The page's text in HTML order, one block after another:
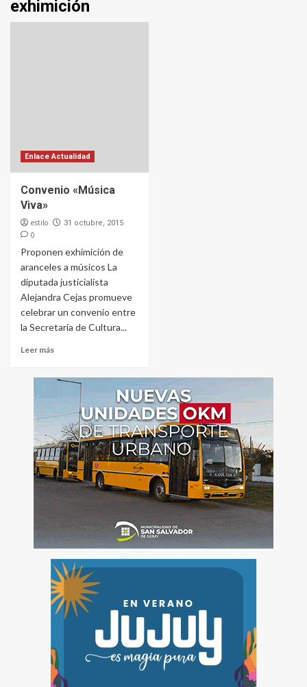
exhimición
Enlace Actualidad
Convenio «Música
Viva»
estilo 31 octubre, 2015
0
Proponen exhimición de
aranceles a músicos La
diputada justicialista
Alejandra Cejas promueve
celebrar un convenio entre
la Secretaría de Cultura...
Leer más